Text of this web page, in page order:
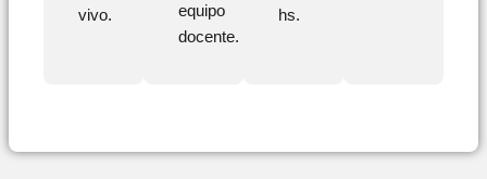
vivo.
equipo
docente.
hs.